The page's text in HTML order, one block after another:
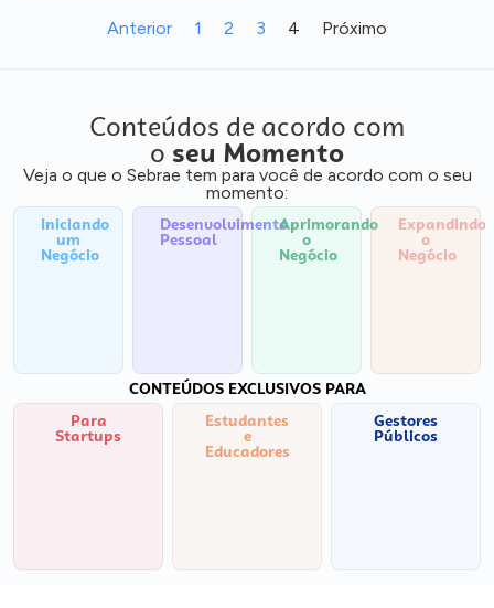
Anterior 1 2 3 4 Próximo
Conteúdos de acordo com
o seu Momento
Veja o que o Sebrae tem para você de acordo com o seu
momento:
Iniciando
um
Negócio
Desenvolvimento
Pessoal
Aprimorando
o
Negócio
Expandindo
o
Negócio
CONTEÚDOS EXCLUSIVOS PARA
Para
Startups
Estudantes
e
Educadores
Gestores
Públicos